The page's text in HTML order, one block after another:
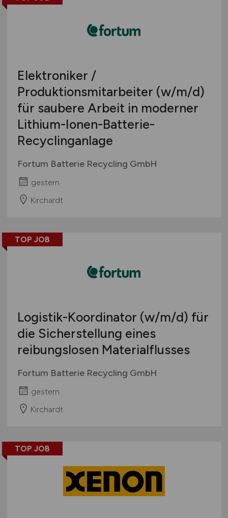
Elektroniker /
Produktionsmitarbeiter (w/m/d)
für saubere Arbeit in moderner
Lithium-Ionen-Batterie-
Recyclinganlage
Fortum Batterie Recycling GmbH
gestern
Kirchardt
TOP JOB
Logistik-Koordinator (w/m/d) für
die Sicherstellung eines
reibungslosen Materialflusses
Fortum Batterie Recycling GmbH
gestern
Kirchardt
TOP JOB